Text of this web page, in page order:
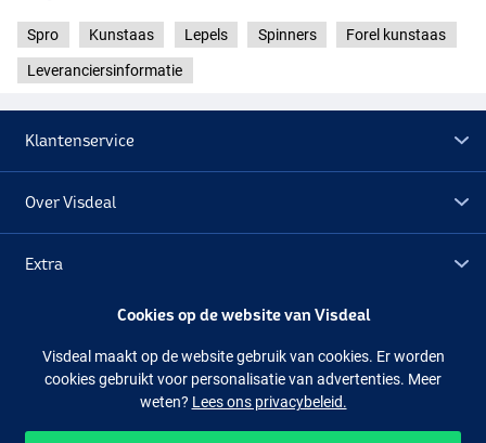
Spro Kunstaas Lepels Spinners Forel kunstaas
Leveranciersinformatie
Klantenservice
Over Visdeal
Extra
Facebook Instagram
Cookies op de website van Visdeal
Visdeal maakt op de website gebruik van cookies. Er worden
cookies gebruikt voor personalisatie van advertenties. Meer
weten? Lees ons privacybeleid.